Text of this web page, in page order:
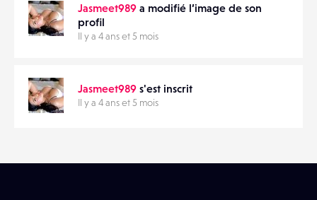
ÉVÉNEMENTS
Jasmeet989 a modifié l’image de son
profil
Il y a 4 ans et 5 mois
Jasmeet989 s'est inscrit
Il y a 4 ans et 5 mois